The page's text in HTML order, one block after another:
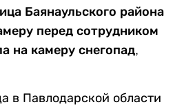
Баянаульского района
перед сотрудником
на камеру снегопад,
в Павлодарской области